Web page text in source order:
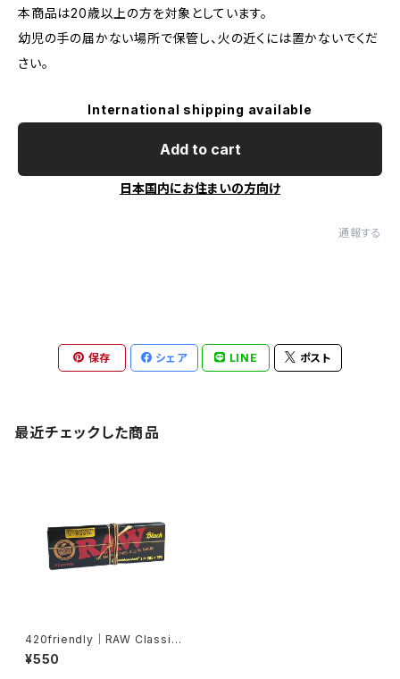
本商品は20歳以上の方を対象としています。
幼児の手の届かない場所で保管し、火の近くには置かないでくだ
さい。
International shipping available
Add to cart
日本国内にお住まいの方向け
通報する
保存 シェア LINE ポスト
最近チェックした商品
420friendly｜RAW Classic
Black 1¼サイズ + Tips 超極
薄・無漂白ローリングペーパー
¥550